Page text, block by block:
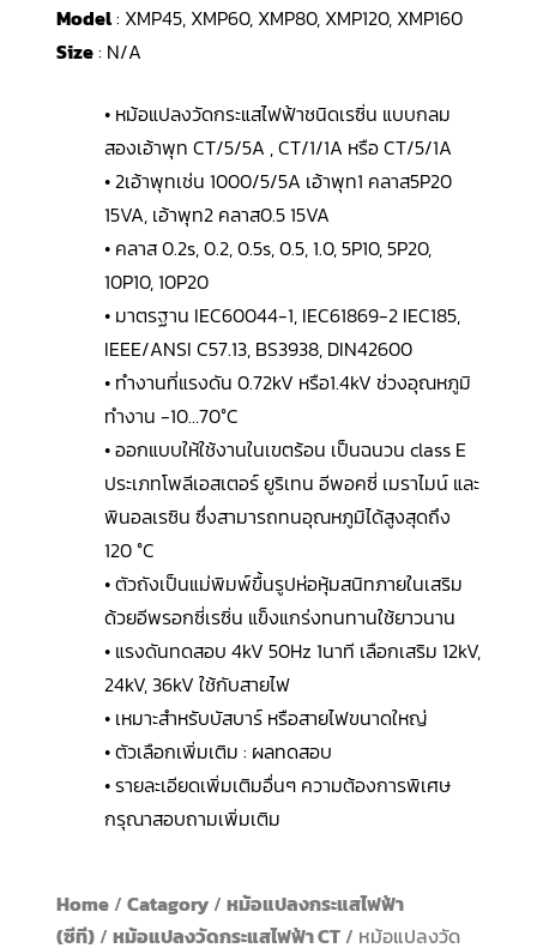
Model: XMP45, XMP60, XMP80, XMP120, XMP160
Size: N/A
• หม้อแปลงวัดกระแสไฟฟ้าชนิดเรซิ่น แบบกลม
สองเอ้าพุท CT/5/5A , CT/1/1A หรือ CT/5/1A
• 2เอ้าพุทเช่น 1000/5/5A เอ้าพุท1 คลาส5P20
15VA, เอ้าพุท2 คลาส0.5 15VA
• คลาส 0.2s, 0.2, 0.5s, 0.5, 1.0, 5P10, 5P20,
10P10, 10P20
• มาตรฐาน IEC60044-1, IEC61869-2 IEC185,
IEEE/ANSI C57.13, BS3938, DIN42600
• ทำงานที่แรงดัน 0.72kV หรือ1.4kV ช่วงอุณหภูมิ
ทำงาน -10…70°C
• ออกแบบให้ใช้งานในเขตร้อน เป็นฉนวน class E
ประเภทโพลีเอสเตอร์ ยูริเทน อีพอคซี่ เมราไมน์ และ
พินอลเรซิน ซึ่งสามารถทนอุณหภูมิได้สูงสุดถึง
120 °C
• ตัวถังเป็นแม่พิมพ์ขื้นรูปห่อหุ้มสนิทภายในเสริม
ด้วยอีพรอกซี่เรซิ่น แข็งแกร่งทนทานใช้ยาวนาน
• แรงดันทดสอบ 4kV 50Hz 1นาที เลือกเสริม 12kV,
24kV, 36kV ใช้กับสายไฟ
• เหมาะสำหรับบัสบาร์ หรือสายไฟขนาดใหญ่
• ตัวเลือกเพิ่มเติม : ผลทดสอบ
• รายละเอียดเพิ่มเติมอื่นๆ ความต้องการพิเศษ
กรุณาสอบถามเพิ่มเติม
Home/ Catagory/ หม้อแปลงกระแสไฟฟ้า
(ซีที)/ หม้อแปลงวัดกระแสไฟฟ้า CT/ หม้อแปลงวัด